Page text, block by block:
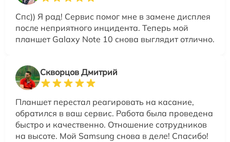
Спс)) Я рад! Сервис помог мне в замене дисплея
после неприятного инцидента. Теперь мой
планшет Galaxy Note 10 снова выглядит отлично.
Скворцов Дмитрий
Планшет перестал реагировать на касание,
обратился в ваш сервис. Работа была проведена
быстро и качественно. Отношение сотрудников
на высоте. Мой Samsung снова в деле! Спасибо!